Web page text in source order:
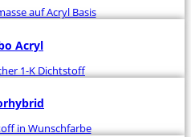
auf Acryl Basis
Acryl
1-K Dichtstoff
in Wunschfarbe